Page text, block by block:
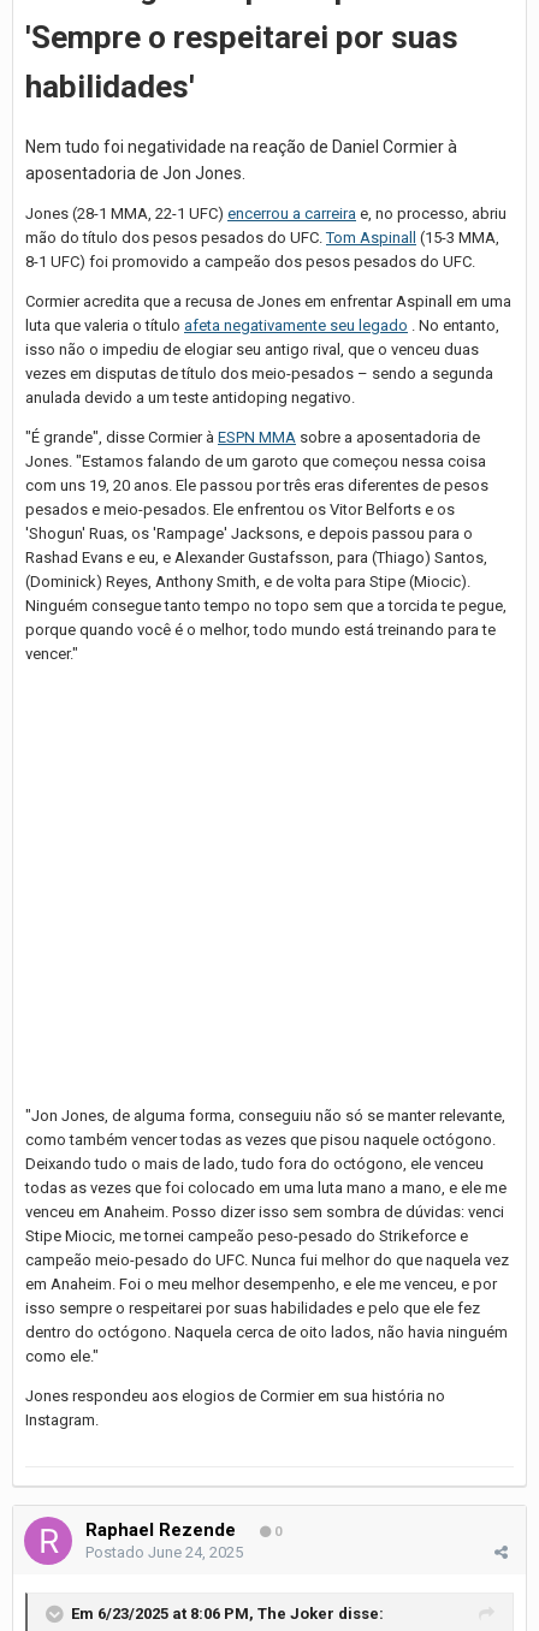
'Sempre o respeitarei por suas
habilidades'
Nem tudo foi negatividade na reação de Daniel Cormier à
aposentadoria de Jon Jones.
Jones (28-1 MMA, 22-1 UFC) encerrou a carreira e, no processo, abriu
mão do título dos pesos pesados do UFC. Tom Aspinall (15-3 MMA,
8-1 UFC) foi promovido a campeão dos pesos pesados do UFC.
Cormier acredita que a recusa de Jones em enfrentar Aspinall em uma
luta que valeria o título afeta negativamente seu legado
. No entanto,
isso não o impediu de elogiar seu antigo rival, que o venceu duas
vezes em disputas de título dos meio-pesados – sendo a segunda
anulada devido a um teste antidoping negativo.
"É grande", disse Cormier à ESPN MMA sobre a aposentadoria de
Jones. "Estamos falando de um garoto que começou nessa coisa
com uns 19, 20 anos. Ele passou por três eras diferentes de pesos
pesados e meio-pesados. Ele enfrentou os Vitor Belforts e os
'Shogun' Ruas, os 'Rampage' Jacksons, e depois passou para o
Rashad Evans e eu, e Alexander Gustafsson, para (Thiago) Santos,
(Dominick) Reyes, Anthony Smith, e de volta para Stipe (Miocic).
Ninguém consegue tanto tempo no topo sem que a torcida te pegue,
porque quando você é o melhor, todo mundo está treinando para te
vencer."
"Jon Jones, de alguma forma, conseguiu não só se manter relevante,
como também vencer todas as vezes que pisou naquele octógono.
Deixando tudo o mais de lado, tudo fora do octógono, ele venceu
todas as vezes que foi colocado em uma luta mano a mano, e ele me
venceu em Anaheim. Posso dizer isso sem sombra de dúvidas: venci
Stipe Miocic, me tornei campeão peso-pesado do Strikeforce e
campeão meio-pesado do UFC. Nunca fui melhor do que naquela vez
em Anaheim. Foi o meu melhor desempenho, e ele me venceu, e por
isso sempre o respeitarei por suas habilidades e pelo que ele fez
dentro do octógono. Naquela cerca de oito lados, não havia ninguém
como ele."
Jones respondeu aos elogios de Cormier em sua história no
Instagram.
Raphael Rezende 0
Postado June 24, 2025
Em 6/23/2025 at 8:06 PM, The Joker disse: